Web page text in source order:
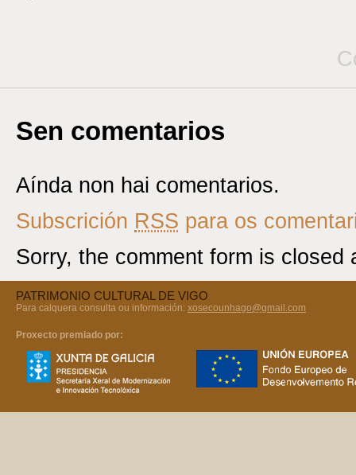
Sen comentarios
Aínda non hai comentarios.
Subscrición RSS para os
Sorry, the comment form is closed
PATRIMONIO CULTURAL DE VIGO
Para calquera consulta ou información: xosecounhago@gmail.com
Proxecto premiado por: